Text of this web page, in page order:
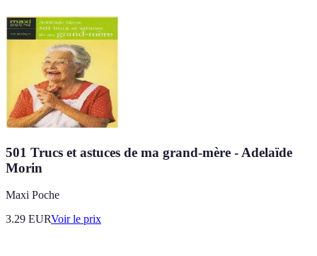
501 Trucs et astuces de ma grand-mère - Adelaïde
Morin
Maxi Poche
3.29 EURVoir le prix